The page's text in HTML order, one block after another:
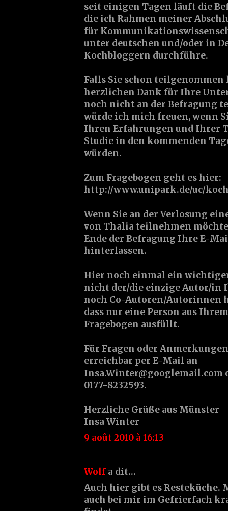
seit einigen Tagen läuft die
die ich Rahmen meiner
für
unter deutschen und/oder in
Kochbloggern durchführe.
Falls Sie schon teilgenommen
herzlichen Dank für Ihre
noch nicht an der Befragung
würde ich mich freuen, wenn
Ihren Erfahrungen und Ihrer
Studie in den kommenden
würden.
Zum Fragebogen geht es hier:
http://www.unipark.de/uc/
Wenn Sie an der Verlosung
von Thalia teilnehmen
Ende der Befragung Ihre E-
hinterlassen.
Hier noch einmal ein
nicht der/die einzige Autor/in
noch Co-Autoren/Autorinnen
dass nur eine Person aus
Fragebogen ausfüllt.
Für Fragen oder
erreichbar per E-Mail an
Insa.Winter@googlemail.com
0177-8232593.
Herzliche Grüße aus Münster
Insa Winter
9 août 2010 à 16:13
Wolf a dit…
Auch hier gibt es Resteküche.
auch bei mir im Gefrierfach